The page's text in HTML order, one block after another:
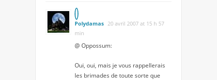
Polydamas 20 avril 2007 at 15 h 57
min
@ Oppossum:
Oui, oui, mais je vous rappellerais
les brimades de toute sorte que